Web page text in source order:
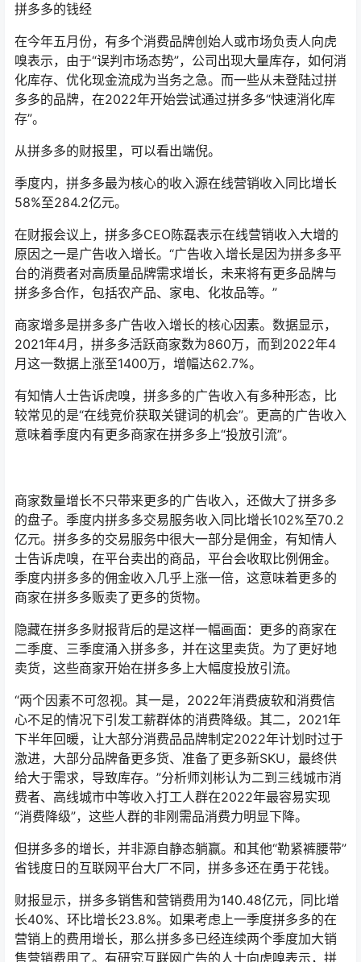
拼多多的钱经
在今年五月份，有多个消费品牌创始人或市场负责人向虎
嗅表示，由于“误判市场态势”，公司出现大量库存，如何消
化库存、优化现金流成为当务之急。而一些从未登陆过拼
多多的品牌，在2022年开始尝试通过拼多多“快速消化库
存”。
从拼多多的财报里，可以看出端倪。
季度内，拼多多最为核心的收入源在线营销收入同比增长
58%至284.2亿元。
在财报会议上，拼多多CEO陈磊表示在线营销收入大增的
原因之一是广告收入增长。“广告收入增长是因为拼多多平
台的消费者对高质量品牌需求增长，未来将有更多品牌与
拼多多合作，包括农产品、家电、化妆品等。”
商家增多是拼多多广告收入增长的核心因素。数据显示，
2021年4月，拼多多活跃商家数为860万，而到2022年4
月这一数据上涨至1400万，增幅达62.7%。
有知情人士告诉虎嗅，拼多多的广告收入有多种形态，比
较常见的是“在线竞价获取关键词的机会”。更高的广告收入
意味着季度内有更多商家在拼多多上“投放引流”。
商家数量增长不只带来更多的广告收入，还做大了拼多多
的盘子。季度内拼多多交易服务收入同比增长102%至70.2
亿元。拼多多的交易服务中很大一部分是佣金，有知情人
士告诉虎嗅，在平台卖出的商品，平台会收取比例佣金。
季度内拼多多的佣金收入几乎上涨一倍，这意味着更多的
商家在拼多多贩卖了更多的货物。
隐藏在拼多多财报背后的是这样一幅画面：更多的商家在
二季度、三季度涌入拼多多，并在这里卖货。为了更好地
卖货，这些商家开始在拼多多上大幅度投放引流。
“两个因素不可忽视。其一是，2022年消费疲软和消费信
心不足的情况下引发工薪群体的消费降级。其二，2021年
下半年回暖，让大部分消费品品牌制定2022年计划时过于
激进，大部分品牌备更多货、准备了更多新SKU，最终供
给大于需求，导致库存。”分析师刘彬认为二到三线城市消
费者、高线城市中等收入打工人群在2022年最容易实现
“消费降级”，这些人群的非刚需品消费力明显下降。
但拼多多的增长，并非源自静态躺赢。和其他“勒紧裤腰带”
省钱度日的互联网平台大厂不同，拼多多还在勇于花钱。
财报显示，拼多多销售和营销费用为140.48亿元，同比增
长40%、环比增长23.8%。如果考虑上一季度拼多多的在
营销上的费用增长，那么拼多多已经连续两个季度加大销
售营销费用了。有研究互联网广告的人士向虎嗅表示，拼